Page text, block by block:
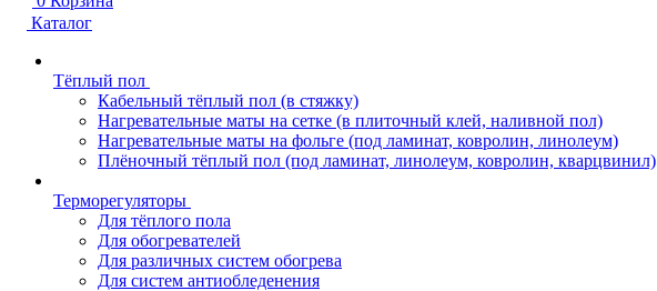
Каталог
Тёплый пол
Кабельный тёплый пол (в стяжку)
Нагревательные маты на сетке (в плиточный клей, наливной пол)
Нагревательные маты на фольге (под ламинат, ковролин, линолеум)
Плёночный тёплый пол (под ламинат, линолеум, ковролин, кварцвинил)
Терморегуляторы
Для тёплого пола
Для обогревателей
Для различных систем обогрева
Для систем антиобледенения